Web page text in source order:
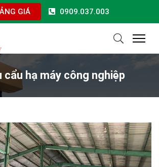
GIÁ 0909.037.003
cẩu hạ máy công nghiệp